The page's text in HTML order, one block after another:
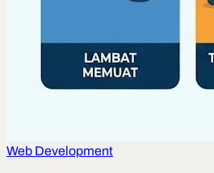
Web Development